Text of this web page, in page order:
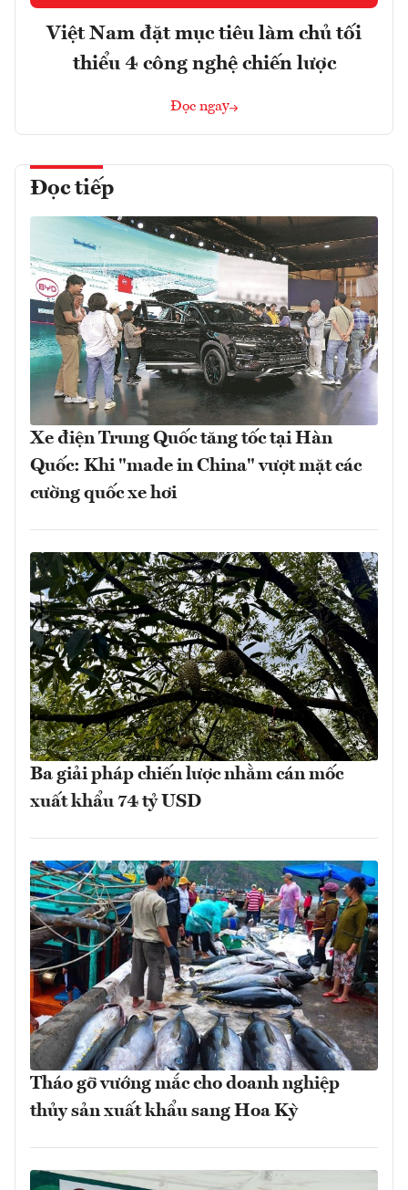
Việt Nam đặt mục tiêu làm chủ tối
thiểu 4 công nghệ chiến lược
Đọc ngay
Đọc tiếp
Xe điện Trung Quốc tăng tốc tại Hàn
Quốc: Khi "made in China" vượt mặt các
cường quốc xe hơi
Ba giải pháp chiến lược nhằm cán mốc
xuất khẩu 74 tỷ USD
Tháo gỡ vướng mắc cho doanh nghiệp
thủy sản xuất khẩu sang Hoa Kỳ